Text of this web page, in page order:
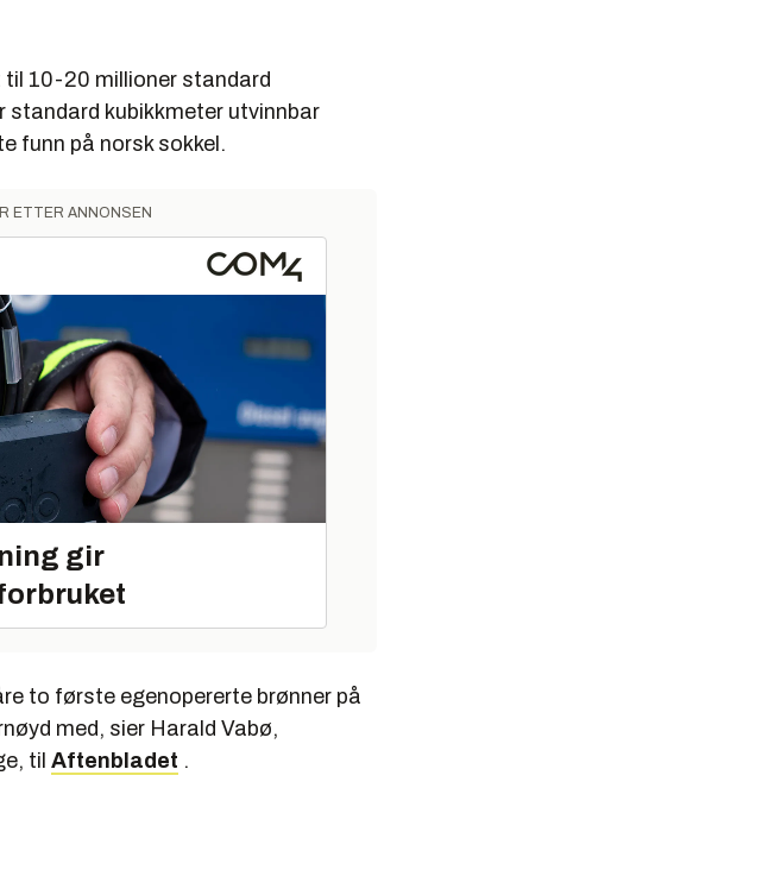
10-20 millioner standard
standard kubikkmeter utvinnbar
funn på norsk sokkel.
ETTER ANNONSEN
gir
to første egenopererte brønner på
med, sier Harald Vabø,
til Aftenbladet .